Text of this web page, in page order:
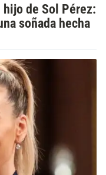
de Sol Pérez:
soñada hecha